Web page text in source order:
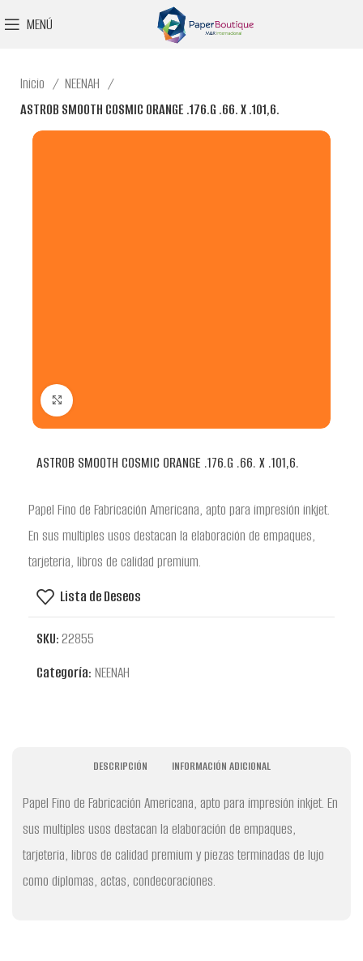
MENÚ
Inicio
NEENAH
ASTROB SMOOTH COSMIC ORANGE .176.G .66. X .101,6.
ASTROB SMOOTH COSMIC ORANGE .176.G .66. X .101,6.
Papel Fino de Fabricación Americana, apto para impresión inkjet.
En sus multiples usos destacan la elaboración de empaques,
tarjeteria, libros de calidad premium.
Lista de Deseos
SKU:22855
Categoría: NEENAH
DESCRIPCIÓN INFORMACIÓN ADICIONAL
Papel Fino de Fabricación Americana, apto para impresión inkjet. En
sus multiples usos destacan la elaboración de empaques,
tarjeteria, libros de calidad premium y piezas terminadas de lujo
como diplomas, actas, condecoraciones.